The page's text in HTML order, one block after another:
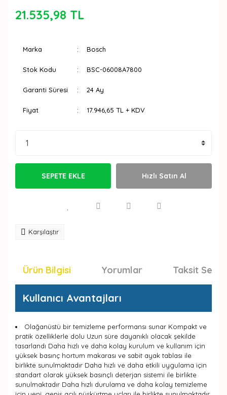
21.535,98 TL
Marka Bosch
Stok Kodu BSC-06008A7800
Garanti Süresi 24 Ay
Fiyat 17.946,65 TL + KDV
SEPETE EKLE Hızlı Satın Al
Karşılaştır
Ürün Bilgisi Yorumlar Taksit
Kullanıcı Avantajları
Olağanüstü bir temizleme performansı sunar Kompakt ve
pratik özelliklerle dolu Uzun süre dayanıklı olacak şekilde
tasarlandı Daha hızlı ve daha kolay kurulum ve kullanım için
yüksek basınç hortum makarası ve sabit ayak tablası ile
birlikte sunulmaktadır Daha hızlı ve daha etkili uygulama için
standart olarak yüksek basınçlı deterjan sistemi ile birlikte
sunulmaktadır Daha hızlı durulama ve daha kolay temizleme